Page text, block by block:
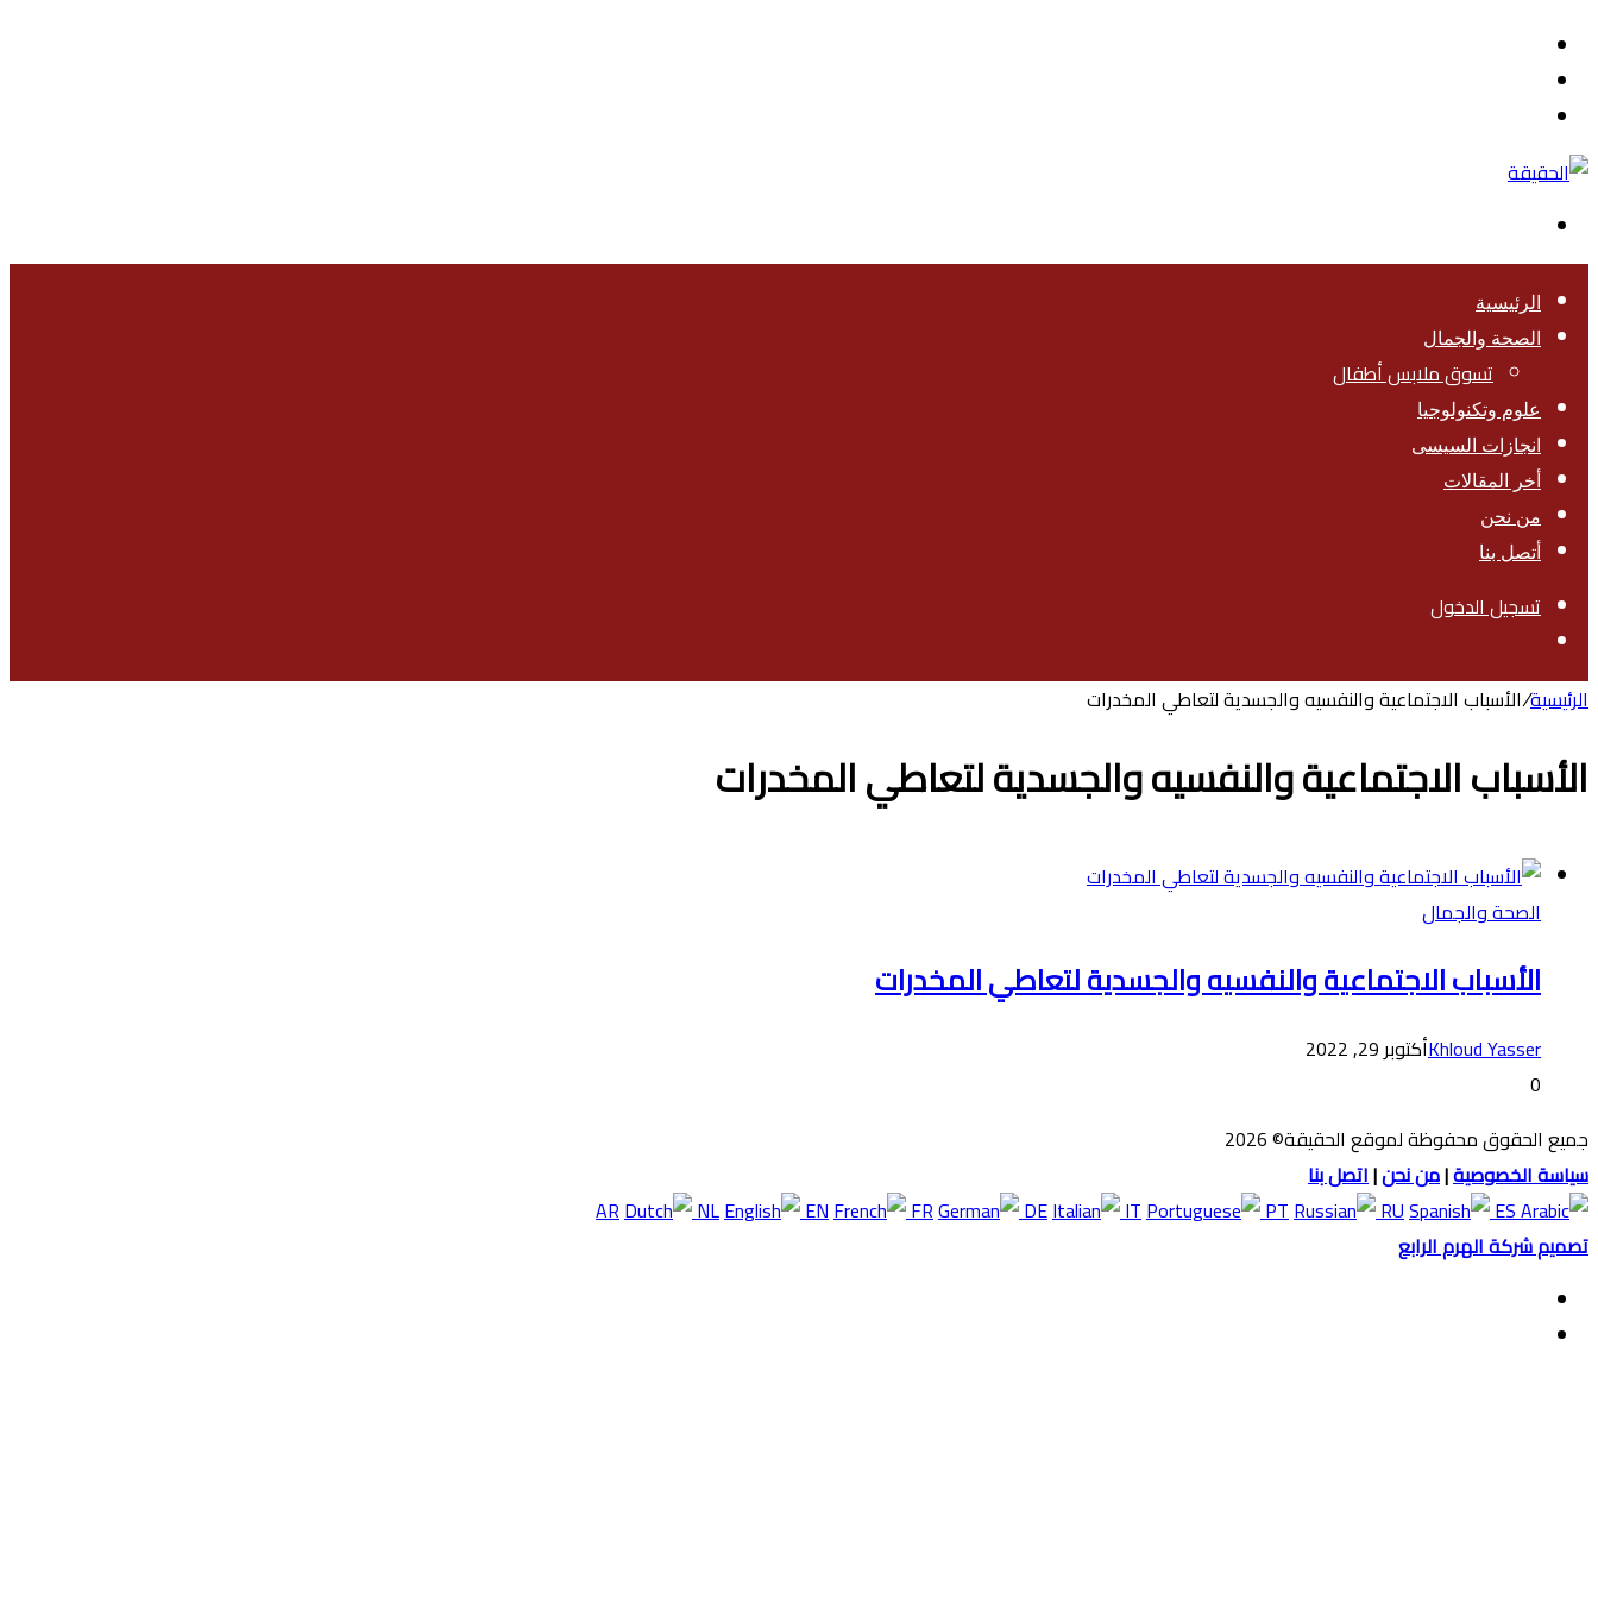
المظلم
الرئيسية
الصحة والجمال
تسوق ملابس أطفال
علوم وتكنولوجيا
انجازات السيسى
أخر المقالات
من نحن
أتصل بنا
تسجيل الدخول
عن
الرئيسية/الأسباب الاجتماعية والنفسيه والجسدية لتعاطي المخدرات
الأسباب الاجتماعية والنفسيه والجسدية لتعاطي المخدرات
الصحة والجمال
الأسباب الاجتماعية والنفسيه والجسدية لتعاطي المخدرات
Khloud Yasserأكتوبر 29, 2022
0
جميع الحقوق محفوظة لموقع الحقيقة© 2026
سياسة الخصوصية|من نحن|اتصل بنا
AR
NL EN FR DE IT PT RU
ES
تصميم شركة الهرم الرابع